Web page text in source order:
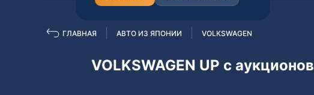
Полная пошлина
ГЛАВНАЯ АВТО ИЗ ЯПОНИИ VOLKSWAGEN
VOLKSWAGEN UP с аукционов